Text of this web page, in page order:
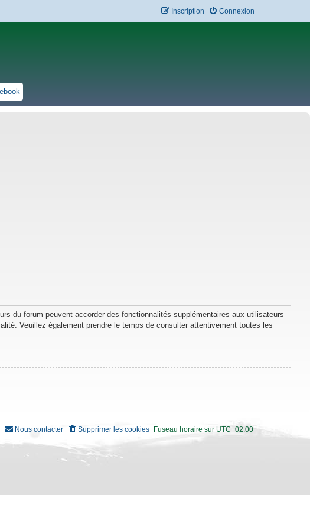
Connexion
Inscription
du forum peuvent accorder des fonctionnalités supplémentaires aux utilisateurs
Veuillez également prendre le temps de consulter attentivement toutes les
Fuseau horaire sur UTC+02:00
Supprimer les cookies
Nous contacter